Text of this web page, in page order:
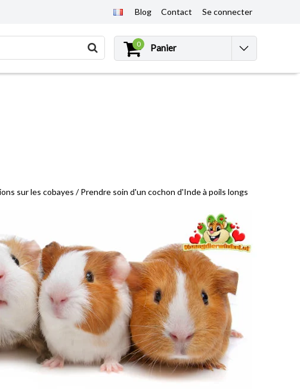
Blog Contact Se connecter
0 Panier
sur les cobayes /Prendre soin d'un cochon d'Inde à poils longs